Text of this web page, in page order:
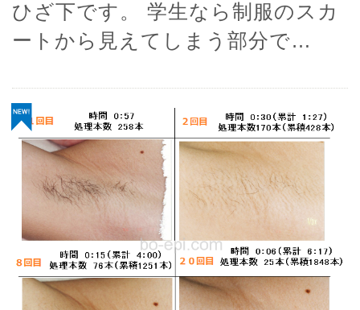
ひざ下です。 学生なら制服のスカ
ートから見えてしまう部分で…